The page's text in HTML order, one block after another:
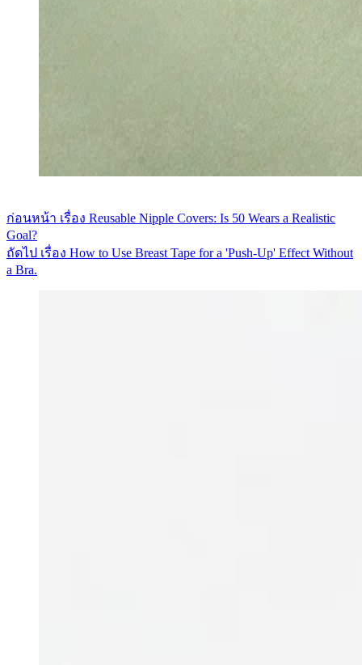
ก่อนหน้า เรื่อง Reusable Nipple Covers: Is 50 Wears a Realistic
Goal?
ถัดไป เรื่อง How to Use Breast Tape for a 'Push-Up' Effect Without
a Bra.